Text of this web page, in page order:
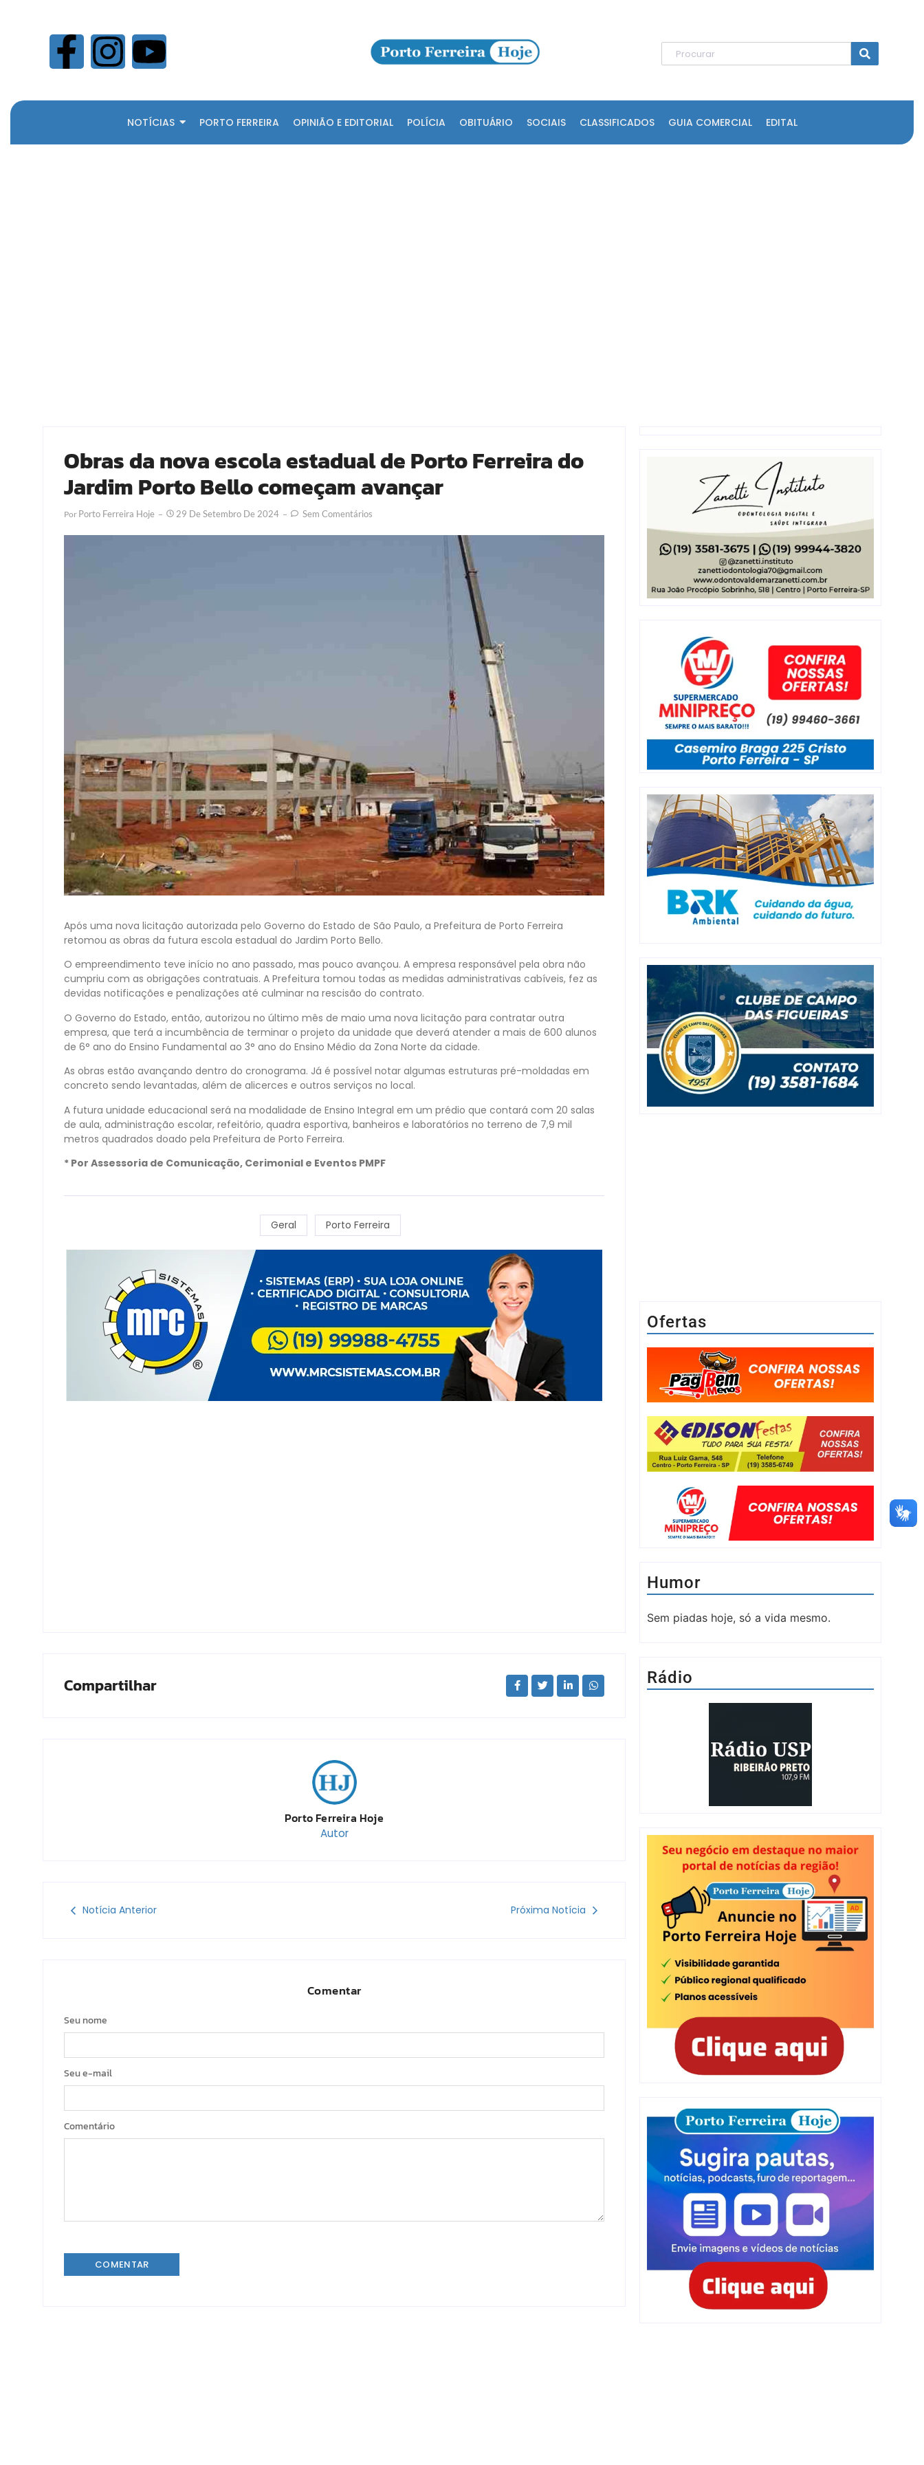
NOTÍCIAS PORTO FERREIRA OPINIÃO E EDITORIAL POLÍCIA OBITUÁRIO SOCIAIS CLASSIFICADOS GUIA COMERCIAL EDITAL
Obras da nova escola estadual de Porto Ferreira do
Jardim Porto Bello começam avançar
Por Porto Ferreira Hoje 29 De Setembro De 2024 Sem Comentários
Após uma nova licitação autorizada pelo Governo do Estado de São Paulo, a Prefeitura de Porto Ferreira
retomou as obras da futura escola estadual do Jardim Porto Bello.
O empreendimento teve início no ano passado, mas pouco avançou. A empresa responsável pela obra não
cumpriu com as obrigações contratuais. A Prefeitura tomou todas as medidas administrativas cabíveis, fez as
devidas notificações e penalizações até culminar na rescisão do contrato.
O Governo do Estado, então, autorizou no último mês de maio uma nova licitação para contratar outra
empresa, que terá a incumbência de terminar o projeto da unidade que deverá atender a mais de 600 alunos
de 6° ano do Ensino Fundamental ao 3° ano do Ensino Médio da Zona Norte da cidade.
As obras estão avançando dentro do cronograma. Já é possível notar algumas estruturas pré-moldadas em
concreto sendo levantadas, além de alicerces e outros serviços no local.
A futura unidade educacional será na modalidade de Ensino Integral em um prédio que contará com 20 salas
de aula, administração escolar, refeitório, quadra esportiva, banheiros e laboratórios no terreno de 7,9 mil
metros quadrados doado pela Prefeitura de Porto Ferreira.
* Por Assessoria de Comunicação, Cerimonial e Eventos PMPF
Geral Porto Ferreira
Compartilhar
Porto Ferreira Hoje
Autor
Notícia Anterior Próxima Notícia
Comentar
Seu nome
Seu e-mail
Comentário
Ofertas
Humor
Sem piadas hoje, só a vida mesmo.
Rádio